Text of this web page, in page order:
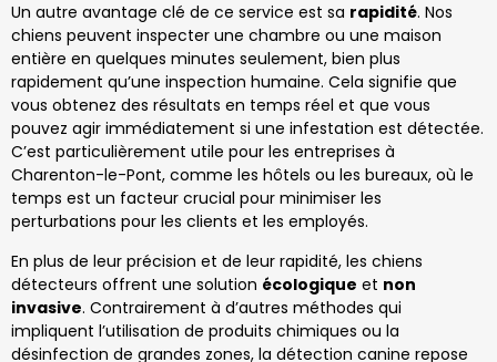
Un autre avantage clé de ce service est sa rapidité. Nos
chiens peuvent inspecter une chambre ou une maison
entière en quelques minutes seulement, bien plus
rapidement qu’une inspection humaine. Cela signifie que
vous obtenez des résultats en temps réel et que vous
pouvez agir immédiatement si une infestation est détectée.
C’est particulièrement utile pour les entreprises à
Charenton-le-Pont, comme les hôtels ou les bureaux, où le
temps est un facteur crucial pour minimiser les
perturbations pour les clients et les employés.
En plus de leur précision et de leur rapidité, les chiens
détecteurs offrent une solution écologique et non
invasive. Contrairement à d’autres méthodes qui
impliquent l’utilisation de produits chimiques ou la
désinfection de grandes zones, la détection canine repose